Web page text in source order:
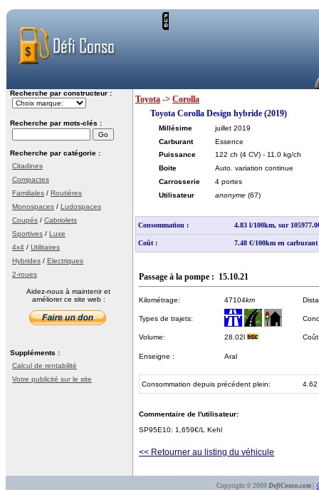
Recherche par constructeur :
Recherche par mots-clés :
Recherche par catégorie :
Citadines
Compactes
Familiales / Routières
Monospaces / Ludospaces
Coupés / Cabriolets
Sportives / Luxe
4x4 / Utilitaires
Hybrides / Electriques
2-roues
Aidez-nous à maintenir et
améliorer ce site web :
Suppléments :
Calcul de rentabilité
Votre publicité sur le site
Toyota -> Corolla
Toyota Corolla Design hybride (2019)
Millésime
juillet 2019
Carburant
Essence
Puissance
122 ch (4 CV) - 11.0 kg/ch
Boite
Auto. variation continue
Carrosserie
4 portes
Utilisateur
anonyme (67)
Consommation : 4.83 l/100km, sur
Coût : 7.48 €/100km en carburant
Passage à la pompe : 15.10.21
Kilométrage: 47104km
Types de trajets:
Volume: 28.02l
Enseigne : Aral
Consommation depuis précédent plein: 4.62
Commentaire de l'utilisateur:
SP95E10: 1,659€/L Kehl
<< Retourner au listing du véhicule
Copyright © 2009 DefiConso.com|